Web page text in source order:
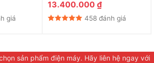
giá
13.400.000 ₫
458 đánh giá
sản phẩm điện máy. Hãy liên hệ ngay với